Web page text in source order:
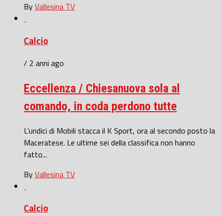
ByVallesina TV
Calcio
/ 2 anni ago
Eccellenza / Chiesanuova sola al
comando, in coda perdono tutte
L’undici di Mobili stacca il K Sport, ora al secondo posto la
Maceratese. Le ultime sei della classifica non hanno
fatto...
ByVallesina TV
Calcio